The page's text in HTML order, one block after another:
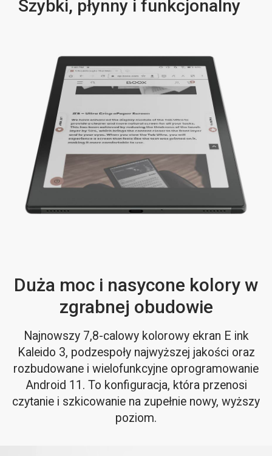
Szybki, płynny i funkcjonalny
Duża moc i nasycone kolory w
zgrabnej obudowie
Najnowszy 7,8-calowy kolorowy ekran E ink
Kaleido 3, podzespoły najwyższej jakości oraz
rozbudowane i wielofunkcyjne oprogramowanie
Android 11. To konfiguracja, która przenosi
czytanie i szkicowanie na zupełnie nowy, wyższy
poziom.